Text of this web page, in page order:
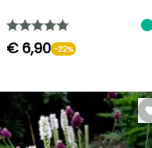
€ 6,90 -22%